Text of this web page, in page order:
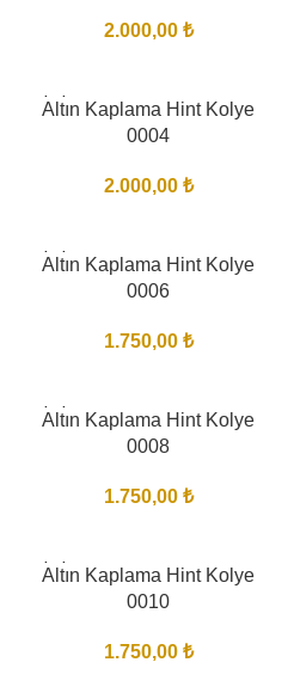
2.000,00 ₺
BITTI
Altın Kaplama Hint Kolye
0004
2.000,00 ₺
BITTI
Altın Kaplama Hint Kolye
0006
1.750,00 ₺
BITTI
Altın Kaplama Hint Kolye
0008
1.750,00 ₺
BITTI
Altın Kaplama Hint Kolye
0010
1.750,00 ₺